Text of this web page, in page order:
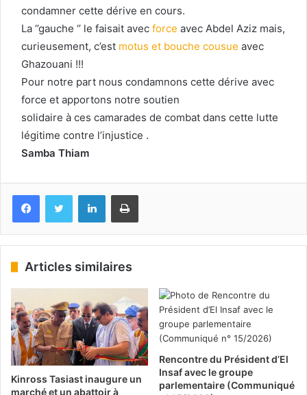
condamner cette dérive en cours.
La ‘’gauche ‘’ le faisait avec force avec Abdel Aziz mais,
curieusement, c’est motus et bouche cousue avec
Ghazouani !!!
Pour notre part nous condamnons cette dérive avec
force et apportons notre soutien
solidaire à ces camarades de combat dans cette lutte
légitime contre l’injustice .
Samba Thiam
FacebookTwitter LinkedinImprimer
Articles similaires
Kinross Tasiast inaugure un
marché et un abattoir à
Rencontre du Président d’El
Insaf avec le groupe
parlementaire (Communiqué